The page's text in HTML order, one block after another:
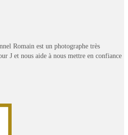
Romain est un photographe très
J et nous aide à nous mettre en confiance